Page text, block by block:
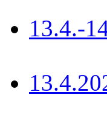
13.4.-